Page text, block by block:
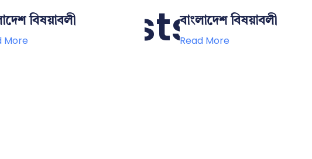
Posts
বিষয়াবলী
More
বাংলাদেশ বিষয়াবলী
Read More